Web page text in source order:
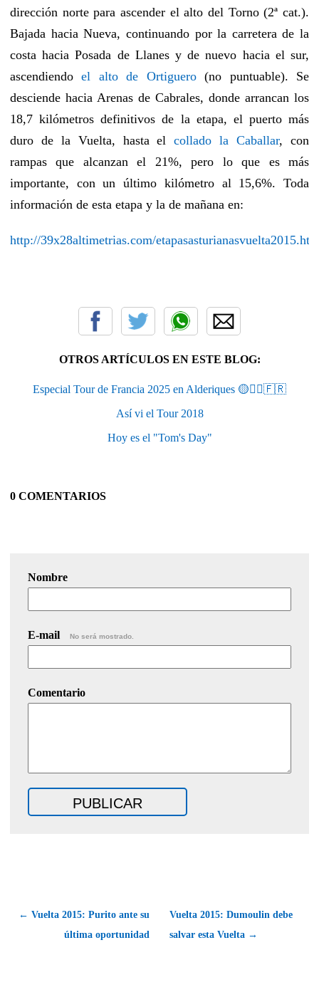
dirección norte para ascender el alto del Torno (2ª cat.).
Bajada hacia Nueva, continuando por la carretera de la
costa hacia Posada de Llanes y de nuevo hacia el sur,
ascendiendoel alto de Ortiguero(no puntuable). Se
desciende hacia Arenas de Cabrales, donde arrancan los
18,7 kilómetros definitivos de la etapa, el puerto más
duro de la Vuelta, hasta elcollado la Caballar, con
rampas que alcanzan el 21%, pero lo que es más
importante, con un último kilómetro al 15,6%. Toda
información de esta etapa y la de mañana en:
http://39x28altimetrias.com/
OTROS ARTÍCULOS EN ESTE BLOG:
Especial Tour de Francia 2025 en Alderiques 🟡🚴‍♂️🇫🇷
Así vi el Tour 2018
Hoy es el "Tom's Day"
0 COMENTARIOS
Nombre
E-mail No será mostrado.
Comentario
← Vuelta 2015: Purito ante su
última oportunidad
Vuelta 2015: Dumoulin debe
salvar esta Vuelta →